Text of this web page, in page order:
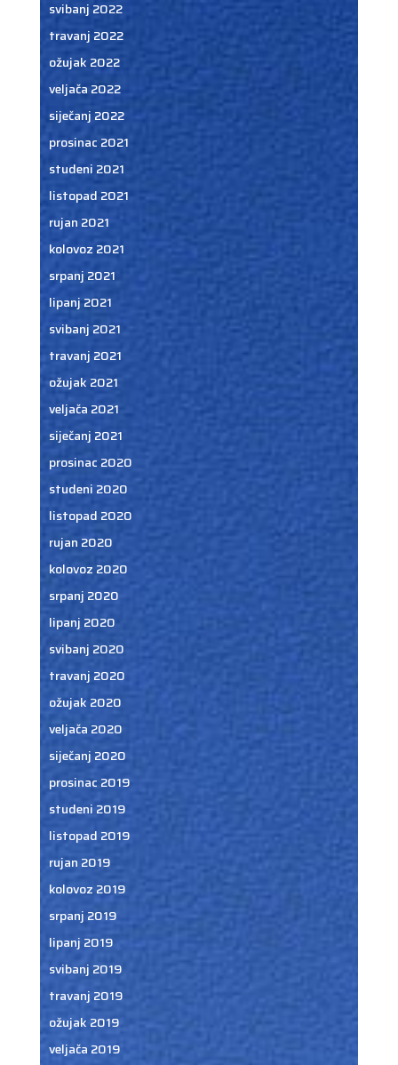
svibanj 2022
travanj 2022
ožujak 2022
veljača 2022
siječanj 2022
prosinac 2021
studeni 2021
listopad 2021
rujan 2021
kolovoz 2021
srpanj 2021
lipanj 2021
svibanj 2021
travanj 2021
ožujak 2021
veljača 2021
siječanj 2021
prosinac 2020
studeni 2020
listopad 2020
rujan 2020
kolovoz 2020
srpanj 2020
lipanj 2020
svibanj 2020
travanj 2020
ožujak 2020
veljača 2020
siječanj 2020
prosinac 2019
studeni 2019
listopad 2019
rujan 2019
kolovoz 2019
srpanj 2019
lipanj 2019
svibanj 2019
travanj 2019
ožujak 2019
veljača 2019